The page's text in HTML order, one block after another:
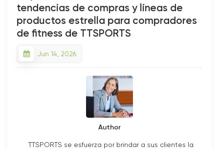
tendencias de compras y líneas de
productos estrella para compradores
de fitness de TTSPORTS
Jun 14, 2026
Author
TTSPORTS se esfuerza por brindar a sus clientes la